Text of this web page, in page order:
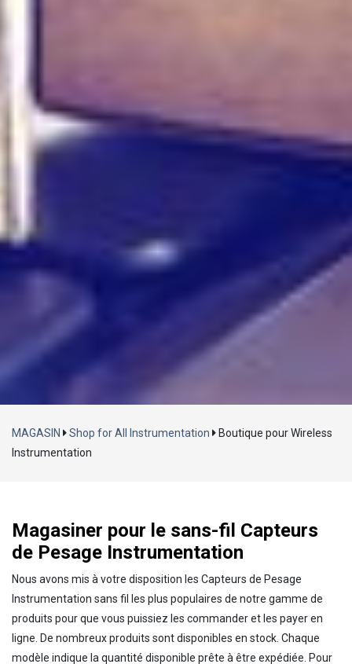
Chargement...
MAGASIN Shop for All Instrumentation
Boutique pour Wireless
Instrumentation
Magasiner pour le sans-fil Capteurs
de Pesage Instrumentation
Nous avons mis à votre disposition les Capteurs de Pesage
Instrumentation sans fil les plus populaires de notre gamme de
produits pour que vous puissiez les commander et les payer en
ligne. De nombreux produits sont disponibles en stock. Chaque
modèle indique la quantité disponible prête à être expédiée. Pour